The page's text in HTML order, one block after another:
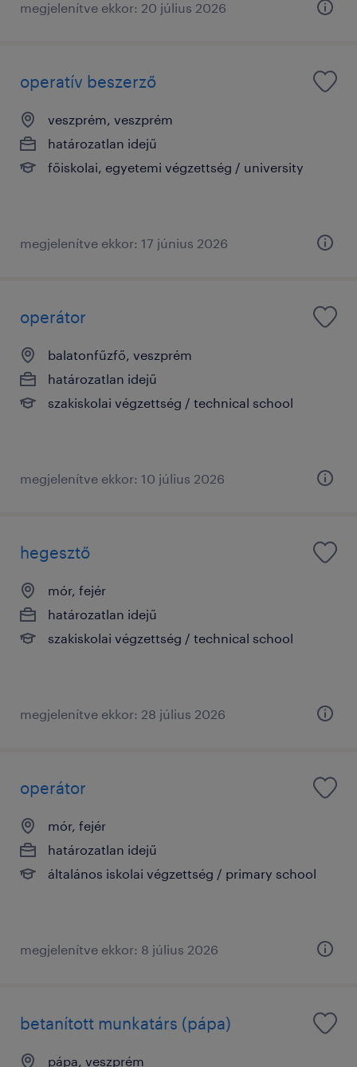
megjelenítve ekkor: 20 július 2026
operatív beszerző
veszprém, veszprém
határozatlan idejű
főiskolai, egyetemi végzettség / university
megjelenítve ekkor: 17 június 2026
operátor
balatonfűzfő, veszprém
határozatlan idejű
szakiskolai végzettség / technical school
megjelenítve ekkor: 10 július 2026
hegesztő
mór, fejér
határozatlan idejű
szakiskolai végzettség / technical school
megjelenítve ekkor: 28 július 2026
operátor
mór, fejér
határozatlan idejű
általános iskolai végzettség / primary school
megjelenítve ekkor: 8 július 2026
betanított munkatárs (pápa)
pápa, veszprém